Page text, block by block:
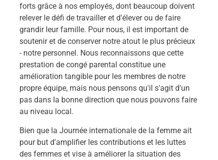
forts grâce à nos employés, dont beaucoup doivent
relever le défi de travailler et d'élever ou de faire
grandir leur famille. Pour nous, il est important de
soutenir et de conserver notre atout le plus précieux
- notre personnel. Nous reconnaissons que cette
prestation de congé parental constitue une
amélioration tangible pour les membres de notre
propre équipe, mais nous pensons qu'il s'agit d'un
pas dans la bonne direction que nous pouvons faire
au niveau local.
Bien que la Journée internationale de la femme ait
pour but d'amplifier les contributions et les luttes
des femmes et vise à améliorer la situation des